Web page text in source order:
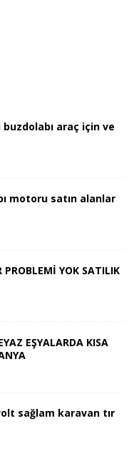
araç için ve
motoru satın alanlar
PROBLEMİ YOK SATILIK
EŞYALARDA KISA
sağlam karavan tır